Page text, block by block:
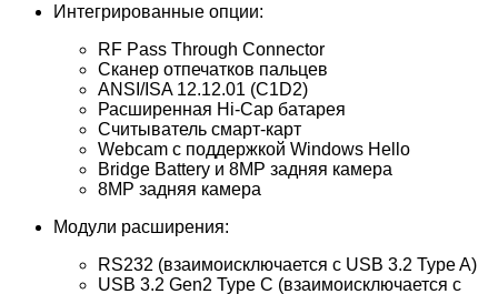
Интегрированные опции:
RF Pass Through Connector
Сканер отпечатков пальцев
ANSI/ISA 12.12.01 (C1D2)
Расширенная Hi-Cap батарея
Считыватель смарт-карт
Webcam с поддержкой Windows Hello
Bridge Battery и 8MP задняя камера
8MP задняя камера
Модули расширения:
RS232 (взаимоисключается с USB 3.2 Type A)
USB 3.2 Gen2 Type C (взаимоисключается с